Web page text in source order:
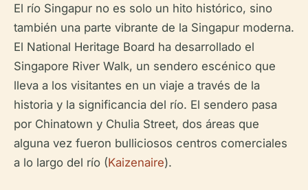
El río Singapur no es solo un hito histórico, sino
también una parte vibrante de la Singapur moderna.
El National Heritage Board ha desarrollado el
Singapore River Walk, un sendero escénico que
lleva a los visitantes en un viaje a través de la
historia y la significancia del río. El sendero pasa
por Chinatown y Chulia Street, dos áreas que
alguna vez fueron bulliciosos centros comerciales
a lo largo del río (Kaizenaire).